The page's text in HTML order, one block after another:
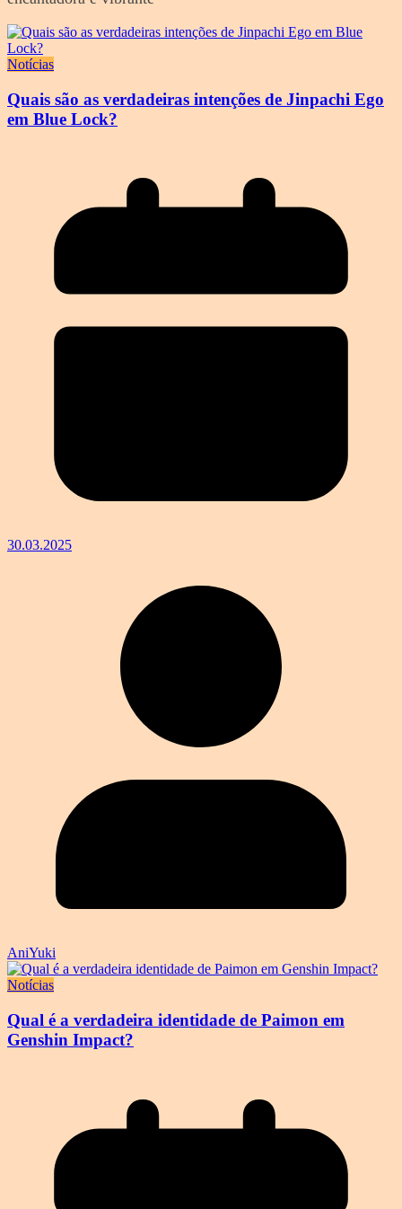
Notícias
Quais são as verdadeiras intenções de Jinpachi Ego
em Blue Lock?
30.03.2025
AniYuki
Notícias
Qual é a verdadeira identidade de Paimon em
Genshin Impact?